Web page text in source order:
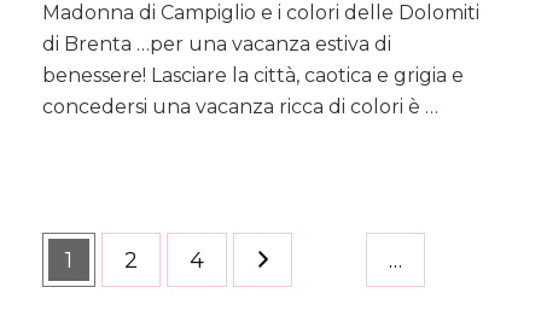
di
Campiglio
e
colori
Madonna di Campiglio e i colori delle Dolomiti
di Brenta …per una vacanza estiva di
benessere! Lasciare la città, caotica e grigia e
concedersi una vacanza ricca di colori è …
Paginazione
degli
Pagina
1 Pagina
2 …
Pagina
4